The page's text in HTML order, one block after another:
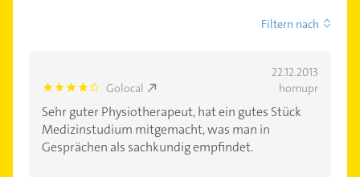
Filtern nach
22.12.2013
4.0 Golocal homupr
Sehr guter Physiotherapeut, hat ein gutes Stück
Medizinstudium mitgemacht, was man in
Gesprächen als sachkundig empfindet.